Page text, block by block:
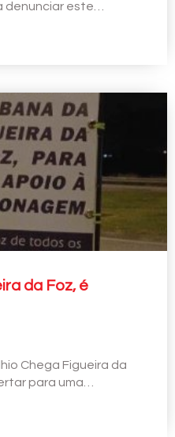
denunciar este…
da Foz, é
Chega Figueira da
para uma…